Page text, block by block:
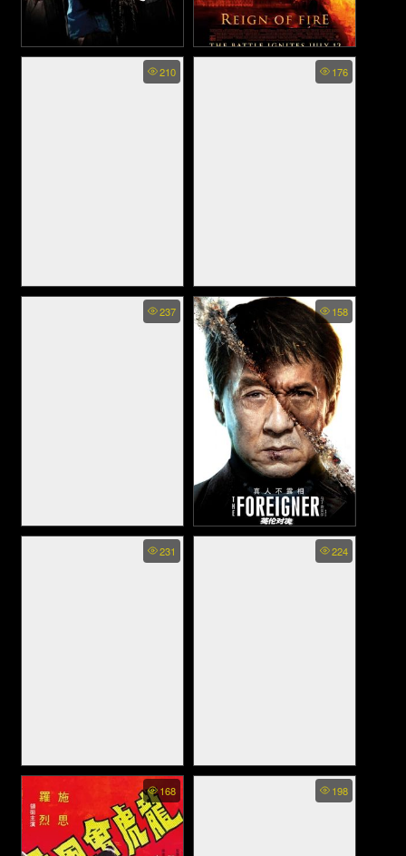
Reign of Assassins - นักฆ่า
ดาบเทวดา (2010)
Reign Of Fire - กองทัพมังกร
เพลิงถล่มโลก (2002)
210
Reign of the Supermen
176
THE BAD GUYS REIGN OF
CHAOS - พวกเลว รัชกาลแห่ง
ความโกลาหล (2019)
237
Reign Of Fire - Reign Of Fire
กองทัพมังกรเพลิงถล่มโลก
158
The Foreigner - 2 โคตร
พยัคฆ์ผู้ยิ่งใหญ่ (2017)
231
Kings of Mulberry Street Let
Love Reign - คิงส์ ออฟ มัล
เบอร์รี่ สตรีท รักชนะทุกสิ่ง
(2023)
224
Kings-of-Mulberry-Street-Let-
Love-Reign - คิงส์-ออฟ-มัล
168 198